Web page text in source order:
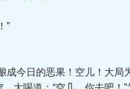
”
今日的恶果！空儿！大局